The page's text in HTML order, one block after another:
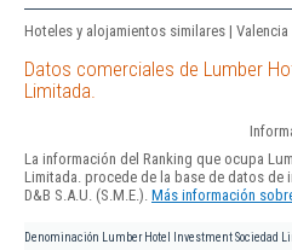
Hoteles y alojamientos similares | Valencia
Datos comerciales de Lumber
Limitada.
La información del Ranking que ocupa
Limitada. procede de la base de datos de
D&B S.A.U. (S.M.E.). Más información
Denominación Lumber Hotel Investment Sociedad